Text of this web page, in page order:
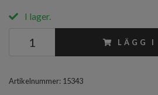
I lager.
LÄGG I
Artikelnummer: 15343